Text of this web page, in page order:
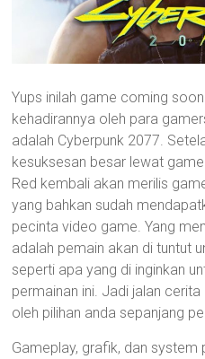
Yups inilah game coming
kehadirannya oleh para
adalah Cyberpunk 2077.
kesuksesan besar lewat
Red kembali akan merilis
yang bahkan sudah
pecinta video game. Yang
adalah pemain akan di tuntut
seperti apa yang di inginkan
permainan ini. Jadi jalan
oleh pilihan anda sepanjang
Gameplay, grafik, dan system